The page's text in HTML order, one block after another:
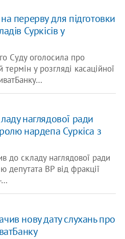
перерву для підготовки
Суркісів у
Суду оголосила про
у розгляді касаційної
наглядової ради
нардепа Суркіса з
до складу наглядової ради
депутата ВР від фракції
…
нову дату слухань про